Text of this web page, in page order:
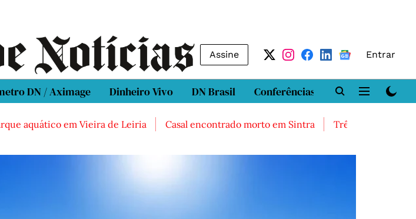
Assine Entrar
DN / Aximage Dinheiro Vivo DN Brasil Conferências DN LAB
em Vieira de Leiria Casal encontrado morto em Sintra Três feridos graves após